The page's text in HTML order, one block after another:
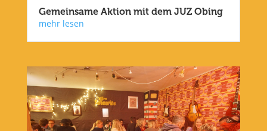
Gemeinsame Aktion mit dem JUZ Obing
mehr lesen